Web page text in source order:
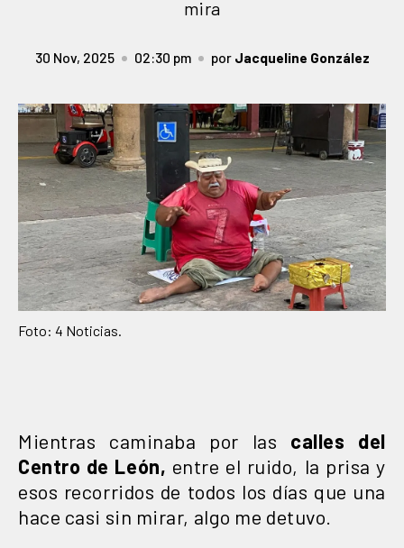
mira
30 Nov, 2025 02:30 pm por Jacqueline González
Foto: 4 Noticias.
Mientras caminaba por las calles del
Centro de León, entre el ruido, la prisa y
esos recorridos de todos los días que una
hace casi sin mirar, algo me detuvo.